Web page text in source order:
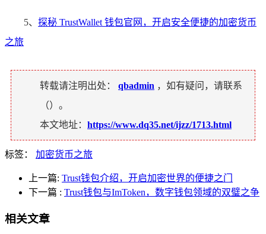
5、 探秘 TrustWallet 钱包官网，开启安全便捷的加密货币
之旅
转载请注明出处： qbadmin ，如有疑问，请联系
（）。
本文地址： https://www.dq35.net/ijzz/1713.html
标签： 加密货币之旅
上一篇: Trust钱包介绍，开启加密世界的便捷之门
下一篇 : Trust钱包与ImToken，数字钱包领域的双璧之争
相关文章